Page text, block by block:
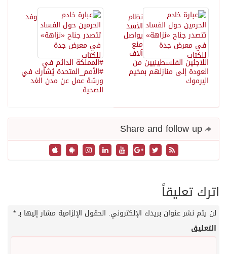
وفد
#المملكة الدائم في
#الأمم_المتحدة يُشارك في
ورشة عمل عن مدن الغد
الصحية.
نظام
الأسد
يواصل
منع
آلاف
اللاجئين الفلسطينيين من
العودة إلى منازلهم بمخيم
اليرموك
اترك تعليقاً
لن يتم نشر عنوان بريدك الإلكتروني. الحقول الإلزامية مشار إليها بـ*
التعليق